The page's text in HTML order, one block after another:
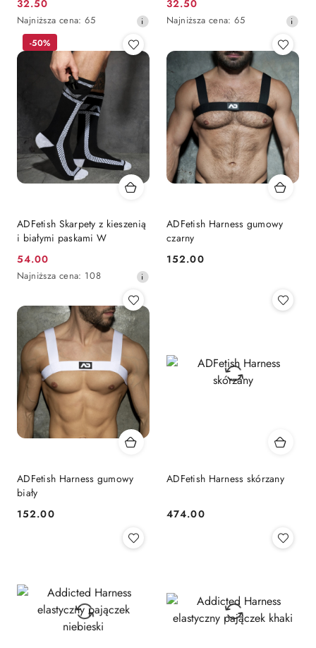
Cena
promocyjna:
32.50
Najniższa
cena
30
Najniższa cena: 65
Cena
promocyjna:
32.50
Najniższa
30
dni
przed
obniżką
Najniższa cena: 65
ADFetish Skarpety z kieszenią
i białymi paskami W
Cena
promocyjna:
54.00
Najniższa
30
przed
obniżką
Najniższa cena: 108
-50%
ADFetish Harness gumowy
czarny
Cena:
152.00
ADFetish Harness gumowy
biały
Cena:
152.00
ADFetish Harness skórzany
Cena:
474.00